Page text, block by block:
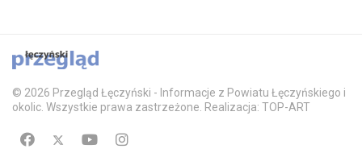
© 2026 Przegląd Łęczyński - Informacje z Powiatu Łęczyńskiego i
okolic. Wszystkie prawa zastrzeżone. Realizacja: TOP-ART